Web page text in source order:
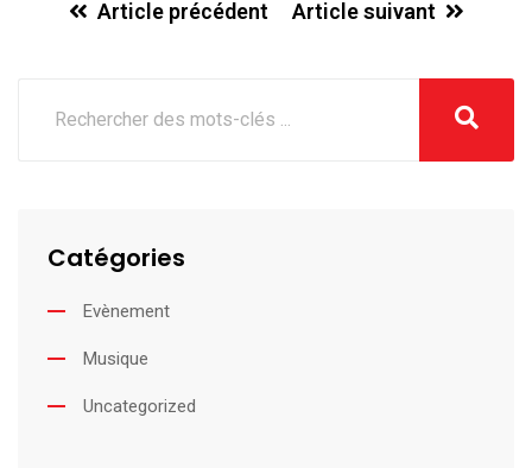
Article précédent Article suivant
Catégories
Evènement
Musique
Uncategorized